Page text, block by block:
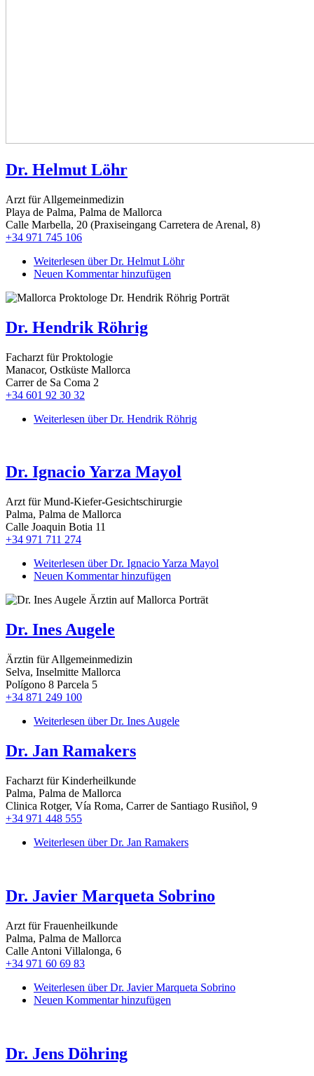
Dr. Helmut Löhr
Arzt für Allgemeinmedizin
Playa de Palma, Palma de Mallorca
Calle Marbella, 20 (Praxiseingang Carretera de Arenal, 8)
+34 971 745 106
Weiterlesen über Dr. Helmut Löhr
Neuen Kommentar hinzufügen
Dr. Hendrik Röhrig
Facharzt für Proktologie
Manacor, Ostküste Mallorca
Carrer de Sa Coma 2
+34 601 92 30 32
Weiterlesen über Dr. Hendrik Röhrig
Dr. Ignacio Yarza Mayol
Arzt für Mund-Kiefer-Gesichtschirurgie
Palma, Palma de Mallorca
Calle Joaquin Botia 11
+34 971 711 274
Weiterlesen über Dr. Ignacio Yarza Mayol
Neuen Kommentar hinzufügen
Dr. Ines Augele
Ärztin für Allgemeinmedizin
Selva, Inselmitte Mallorca
Polígono 8 Parcela 5
+34 871 249 100
Weiterlesen über Dr. Ines Augele
Dr. Jan Ramakers
Facharzt für Kinderheilkunde
Palma, Palma de Mallorca
Clinica Rotger, Vía Roma, Carrer de Santiago Rusiñol, 9
+34 971 448 555
Weiterlesen über Dr. Jan Ramakers
Dr. Javier Marqueta Sobrino
Arzt für Frauenheilkunde
Palma, Palma de Mallorca
Calle Antoni Villalonga, 6
+34 971 60 69 83
Weiterlesen über Dr. Javier Marqueta Sobrino
Neuen Kommentar hinzufügen
Dr. Jens Döhring